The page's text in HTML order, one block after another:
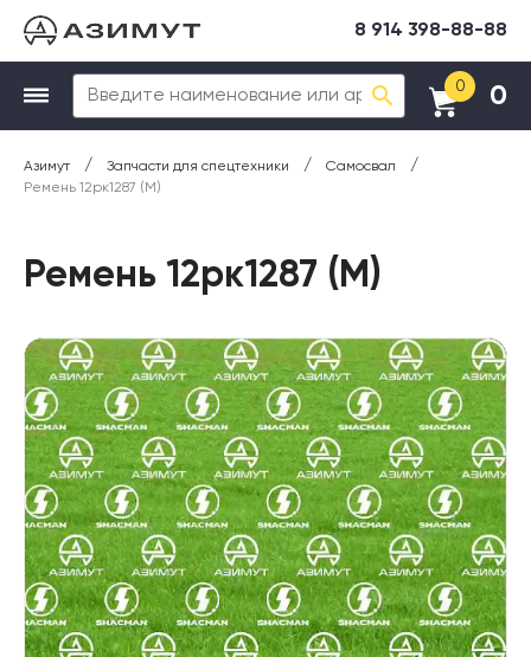
8 914 398-88-88
0 0
Азимут / Запчасти для спецтехники / Самосвал /
Ремень 12рк1287 (М)
Ремень 12рк1287 (М)